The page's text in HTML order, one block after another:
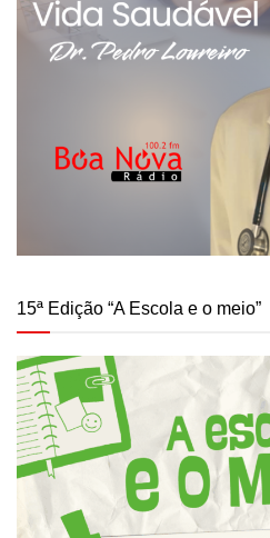
15ª Edição “A Escola e o meio”